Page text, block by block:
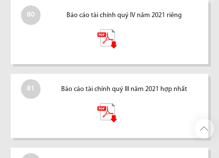
80 Báo cáo tài chính quý IV năm 2021 riêng
81 Báo cáo tài chính quý III năm 2021 hợp nhất